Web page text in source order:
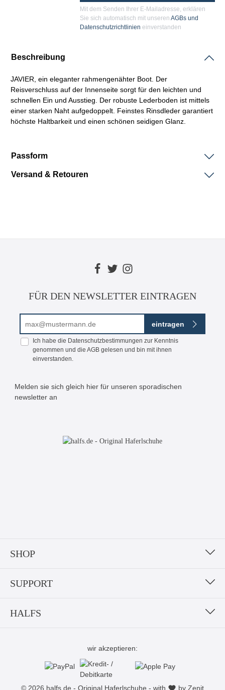
Mit dem Senden Ihrer E-Mailadresse, erklären
Sie sich automatisch mit unserenAGBs und
Datenschutzrichtlinien einverstanden
Beschreibung
JAVIER, ein eleganter rahmengenähter Boot. Der
Reisverschluss auf der Innenseite sorgt für den leichten und
schnellen Ein und Ausstieg. Der robuste Lederboden ist mittels
einer starken Naht aufgedoppelt. Feinstes Rinsdleder garantiert
höchste Haltbarkeit und einen schönen seidigen Glanz.
Passform
Versand & Retouren
FÜR DEN NEWSLETTER EINTRAGEN
eintragen
Ich habe die Datenschutzbestimmungen zur Kenntnis
genommen und die AGB gelesen und bin mit ihnen
einverstanden.
Melden sie sich gleich hier für unseren sporadischen
newsletter an
SHOP
SUPPORT
HALFS
© 2026 halfs.de - Original Haferlschuhe - with by Zenit
wir akzeptieren: